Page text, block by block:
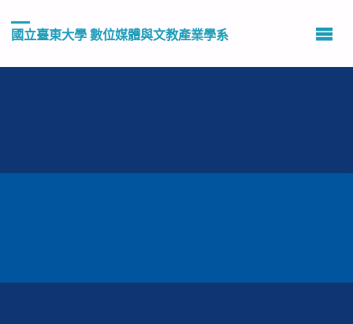
國立臺東大學 數位媒體與文教產業學系